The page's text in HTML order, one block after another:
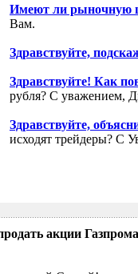
Имеют ли рыночную
Вам.
Здравствуйте,
Здравствуйте! Как
рубля? С уважением,
Здравствуйте,
исходят трейдеры? С
акции